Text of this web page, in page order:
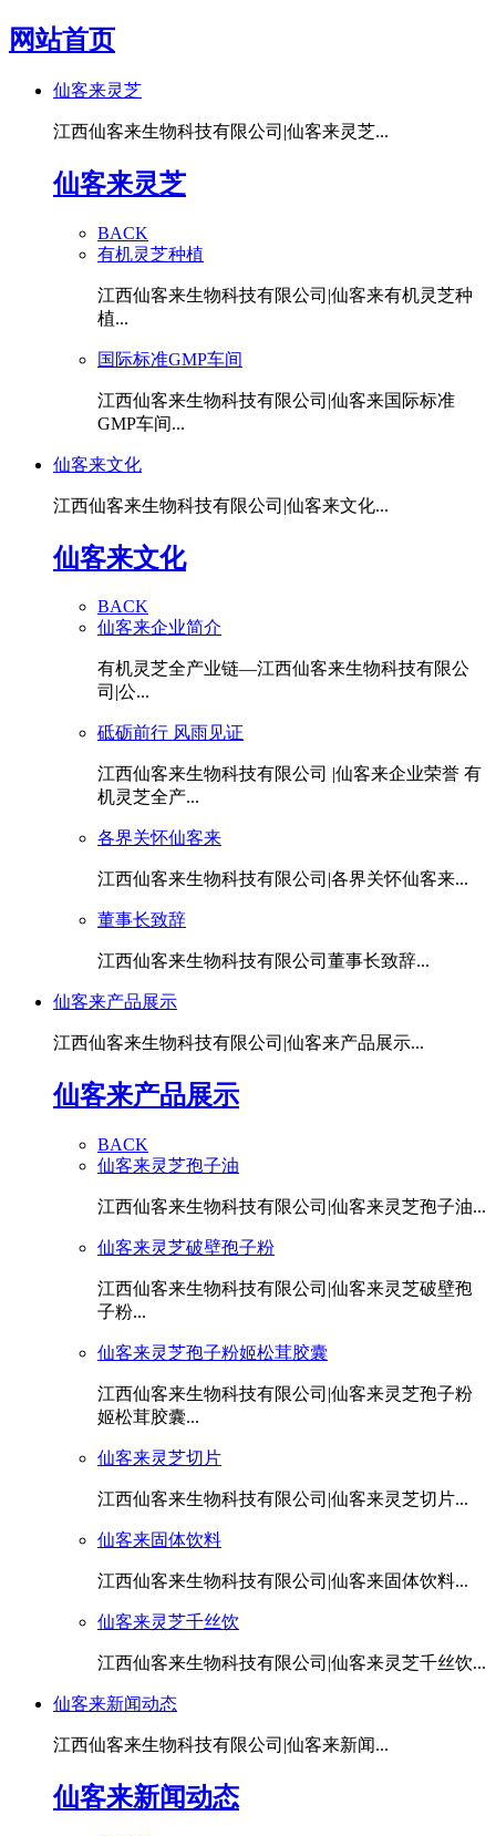
网站首页
仙客来灵芝
江西仙客来生物科技有限公司|仙客来灵芝...
仙客来灵芝
BACK
有机灵芝种植
江西仙客来生物科技有限公司|仙客来有机灵芝种
植...
国际标准GMP车间
江西仙客来生物科技有限公司|仙客来国际标准
GMP车间...
仙客来文化
江西仙客来生物科技有限公司|仙客来文化...
仙客来文化
BACK
仙客来企业简介
有机灵芝全产业链—江西仙客来生物科技有限公
司|公...
砥砺前行 风雨见证
江西仙客来生物科技有限公司 |仙客来企业荣誉 有
机灵芝全产...
各界关怀仙客来
江西仙客来生物科技有限公司|各界关怀仙客来...
董事长致辞
江西仙客来生物科技有限公司董事长致辞...
仙客来产品展示
江西仙客来生物科技有限公司|仙客来产品展示...
仙客来产品展示
BACK
仙客来灵芝孢子油
江西仙客来生物科技有限公司|仙客来灵芝孢子油...
仙客来灵芝破壁孢子粉
江西仙客来生物科技有限公司|仙客来灵芝破壁孢
子粉...
仙客来灵芝孢子粉姬松茸胶囊
江西仙客来生物科技有限公司|仙客来灵芝孢子粉
姬松茸胶囊...
仙客来灵芝切片
江西仙客来生物科技有限公司|仙客来灵芝切片...
仙客来固体饮料
江西仙客来生物科技有限公司|仙客来固体饮料...
仙客来灵芝千丝饮
江西仙客来生物科技有限公司|仙客来灵芝千丝饮...
仙客来新闻动态
江西仙客来生物科技有限公司|仙客来新闻...
仙客来新闻动态